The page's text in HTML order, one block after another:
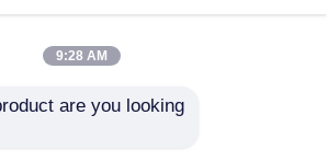
시오
9:28 AM
are you looking